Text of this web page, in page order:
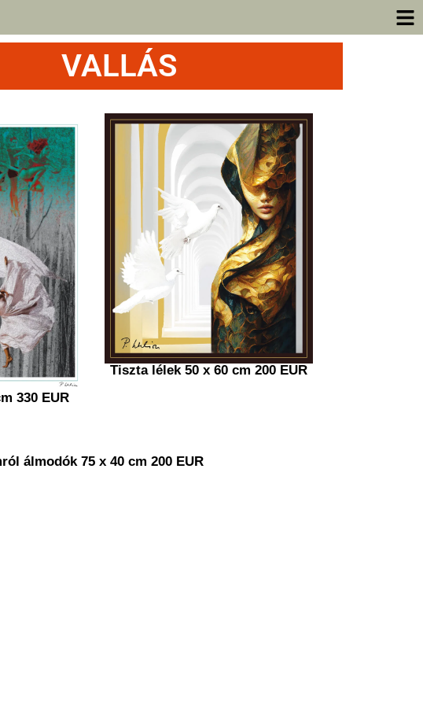
VALLÁS
330 EUR
Tiszta lélek 50 x 60 cm 200 EUR
álmodók 75 x 40 cm 200 EUR